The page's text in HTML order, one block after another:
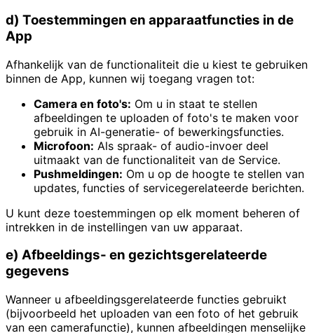
d) Toestemmingen en apparaatfuncties in de
App
Afhankelijk van de functionaliteit die u kiest te gebruiken
binnen de App, kunnen wij toegang vragen tot:
Camera en foto's: Om u in staat te stellen
afbeeldingen te uploaden of foto's te maken voor
gebruik in AI-generatie- of bewerkingsfuncties.
Microfoon: Als spraak- of audio-invoer deel
uitmaakt van de functionaliteit van de Service.
Pushmeldingen: Om u op de hoogte te stellen van
updates, functies of servicegerelateerde berichten.
U kunt deze toestemmingen op elk moment beheren of
intrekken in de instellingen van uw apparaat.
e) Afbeeldings- en gezichtsgerelateerde
gegevens
Wanneer u afbeeldingsgerelateerde functies gebruikt
(bijvoorbeeld het uploaden van een foto of het gebruik
van een camerafunctie), kunnen afbeeldingen menselijke